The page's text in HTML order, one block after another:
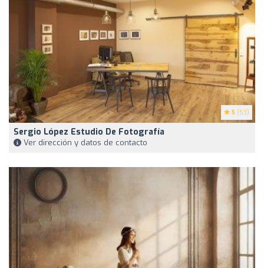
5 (53)
Sergio López Estudio De Fotografía
Ver dirección y datos de contacto